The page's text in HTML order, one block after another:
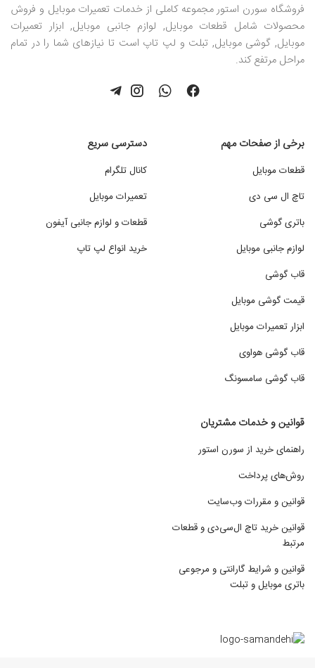
فروشگاه سورن استور مجموعه کاملی از خدمات تعمیرات موبایل و فروش
محصولات شامل قطعات موبایل, لوازم جانبی موبایل, ابزار تعمیرات
موبایل, گوشی موبایل, تبلت و لپ تاپ است تا نیازهای شما را در تمام
مراحل مرتفع کند.
برخی از صفحات مهم
قطعات موبایل
تاچ ال سی دی
باتری گوشی
لوازم جانبی موبایل
قاب گوشی
قیمت گوشی موبایل
ابزار تعمیرات موبایل
قاب گوشی هواوی
قاب گوشی سامسونگ
دسترسی سریع
کانال تلگرام
تعمیرات موبایل
قطعات و لوازم جانبی آیفون
خرید انواع لپ تاپ
قوانین و خدمات مشتریان
راهنمای خرید از سورن استور
روش‌های پرداخت
قوانین و مقررات وب‌سایت
قوانین خرید تاچ ال‌سی‌دی و قطعات
مرتبط
قوانین و شرایط گارانتی و مرجوعی
باتری موبایل و تبلت